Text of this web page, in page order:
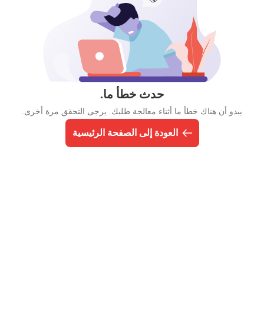
حدث خطأ ما.
يبدو أن هناك خطأ ما أثناء معالجة طلبك. يرجى التحقق مرة أخرى.
العودة إلى الصفحة الرئيسية